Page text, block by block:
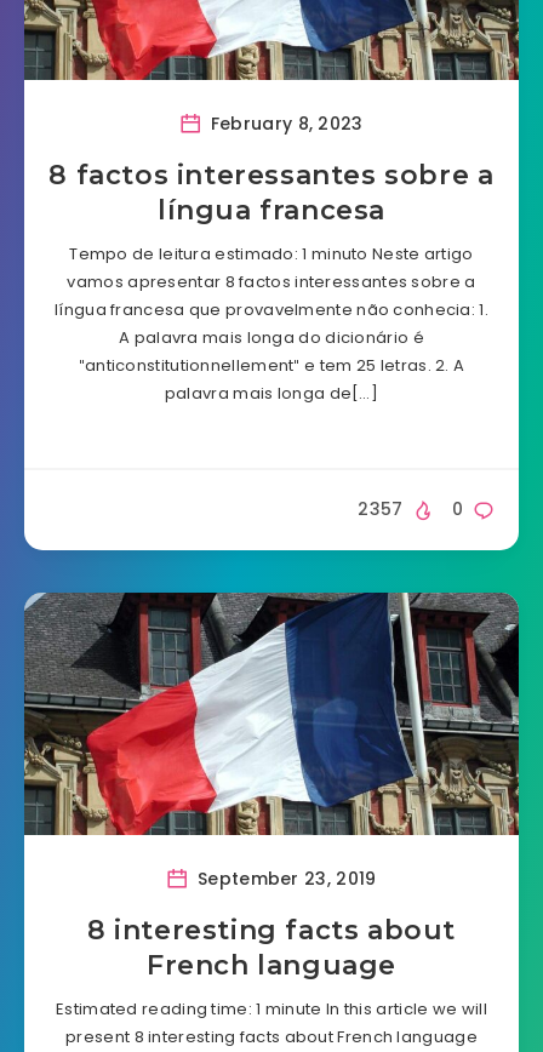
February 8, 2023
8 factos interessantes sobre a
língua francesa
Tempo de leitura estimado: 1 minuto Neste artigo
vamos apresentar 8 factos interessantes sobre a
língua francesa que provavelmente não conhecia: 1.
A palavra mais longa do dicionário é
″anticonstitutionnellement″ e tem 25 letras. 2. A
palavra mais longa de[…]
0
2357
September 23, 2019
8 interesting facts about
French language
Estimated reading time: 1 minute In this article we will
present 8 interesting facts about French language